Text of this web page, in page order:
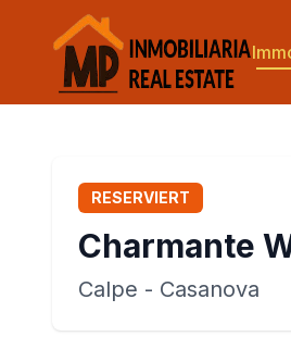
RESERVIERT
Charmante
Calpe - Casanova